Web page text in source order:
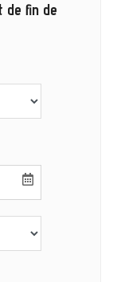
de fin de